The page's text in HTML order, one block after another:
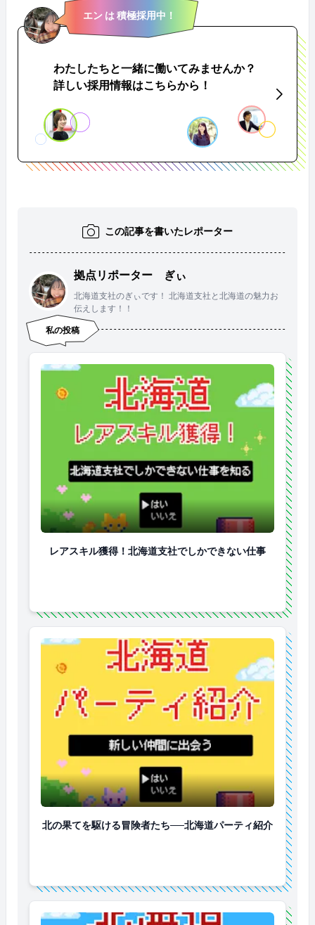
エン は 積極採用中！
わたしたちと一緒に働いてみませんか？
詳しい採用情報はこちらから！
この記事を書いたレポーター
拠点リポーター ぎぃ
北海道支社のぎぃです！ 北海道支社と北海道の魅力お
伝えします！！
私の投稿
レアスキル獲得！北海道支社でしかできない仕事
レアスキル獲得！北海道支社でしかできない仕事
北の果てを駆ける冒険者たち──北海道パーティ紹介
北の果てを駆ける冒険者たち──北海道パーティ紹介